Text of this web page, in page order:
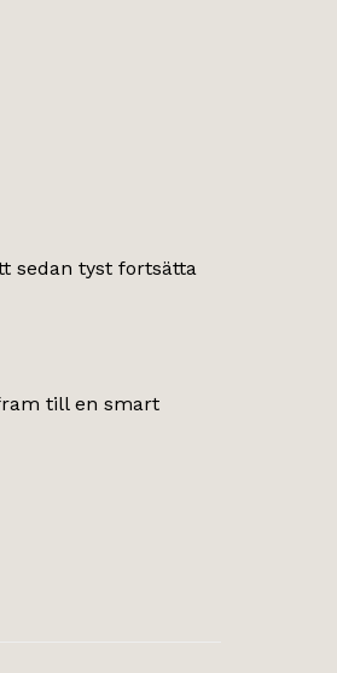
sedan tyst fortsätta
till en smart